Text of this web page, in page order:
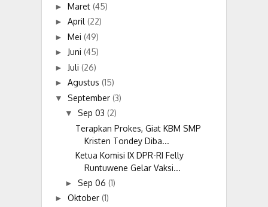
► Maret (45)
► April (22)
► Mei (49)
► Juni (45)
► Juli (26)
► Agustus (15)
▼ September (3)
▼ Sep 03 (2)
Terapkan Prokes, Giat KBM SMP
Kristen Tondey Diba...
Ketua Komisi IX DPR-RI Felly
Runtuwene Gelar Vaksi...
► Sep 06 (1)
► Oktober (1)